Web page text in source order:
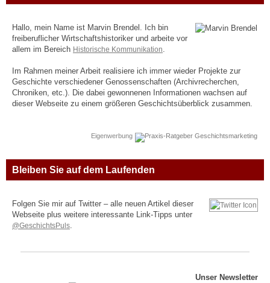
Hallo, mein Name ist Marvin Brendel. Ich bin
freiberuflicher Wirtschaftshistoriker und arbeite vor
allem im Bereich Historische Kommunikation.
Im Rahmen meiner Arbeit realisiere ich immer wieder Projekte zur
Geschichte verschiedener Genossenschaften (Archivrecherchen,
Chroniken, etc.). Die dabei gewonnenen Informationen wachsen auf
dieser Webseite zu einem größeren Geschichtsüberblick zusammen.
Eigenwerbung
Bleiben Sie auf dem Laufenden
Folgen Sie mir auf Twitter – alle neuen Artikel dieser
Webseite plus weitere interessante Link-Tipps unter
@GeschichtsPuls.
Unser Newsletter